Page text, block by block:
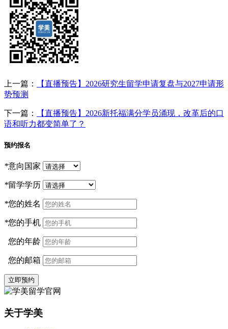
上一篇：
【直播预告】2026研究生留学申请复盘与2027申请形
势预测
下一篇：
【直播预告】2026新托福满分学员涌现，改革后的口
语和听力都变简单了？
预约报名
*意向国家
*留学学历
*您的姓名
*您的手机
您的年龄
您的邮箱
立即预约
关于学美